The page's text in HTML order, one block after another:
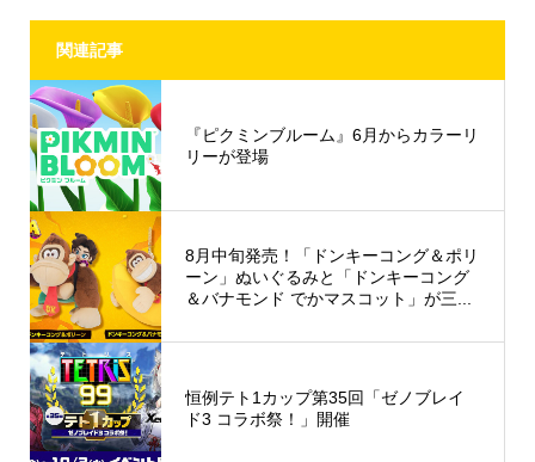
関連記事
『ピクミンブルーム』6月からカラーリ
リーが登場
8月中旬発売！「ドンキーコング＆ポリ
ーン」ぬいぐるみと「ドンキーコング
＆バナモンド でかマスコット」が三...
恒例テト1カップ第35回「ゼノブレイ
ド3 コラボ祭！」開催